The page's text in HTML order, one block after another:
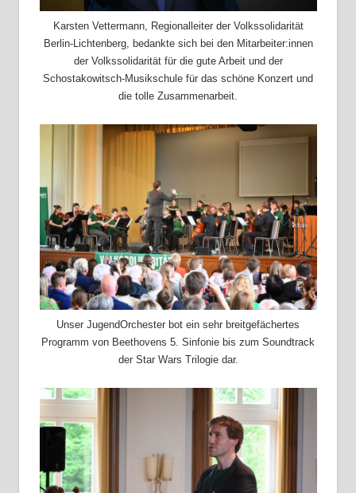
Karsten Vettermann, Regionalleiter der Volkssolidarität
Berlin-Lichtenberg, bedankte sich bei den Mitarbeiter:innen
der Volkssolidarität für die gute Arbeit und der
Schostakowitsch-Musikschule für das schöne Konzert und
die tolle Zusammenarbeit.
Unser JugendOrchester bot ein sehr breitgefächertes
Programm von Beethovens 5. Sinfonie bis zum Soundtrack
der Star Wars Trilogie dar.